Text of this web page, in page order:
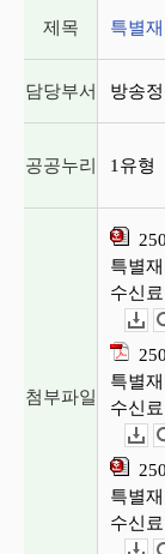
제목 특별
담당부서 방송
공공누리 1유형
첨부파일
특별
수신
특별
수신
특별
수신